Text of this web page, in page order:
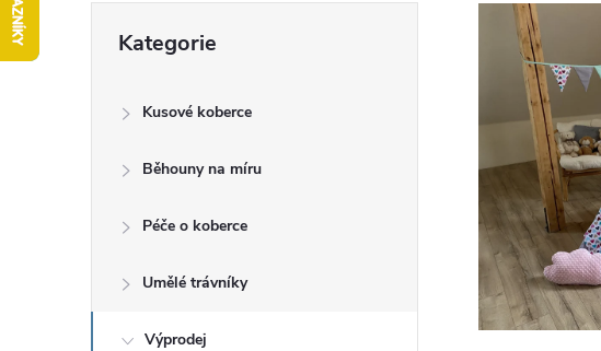
a
kategorie
Kategorie
Kusové koberce
Běhouny na míru
Péče o koberce
Umělé trávníky
Výprodej